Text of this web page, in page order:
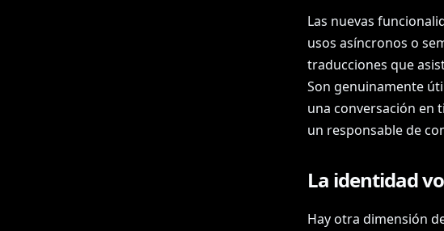
Las nuevas
usos asíncronos o
traducciones que
Son genuinamente
una conversación en
un responsable de
La identidad
Hay otra dimensión